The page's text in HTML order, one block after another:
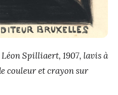
Spilliaert, 1907, lavis à
couleur et crayon sur